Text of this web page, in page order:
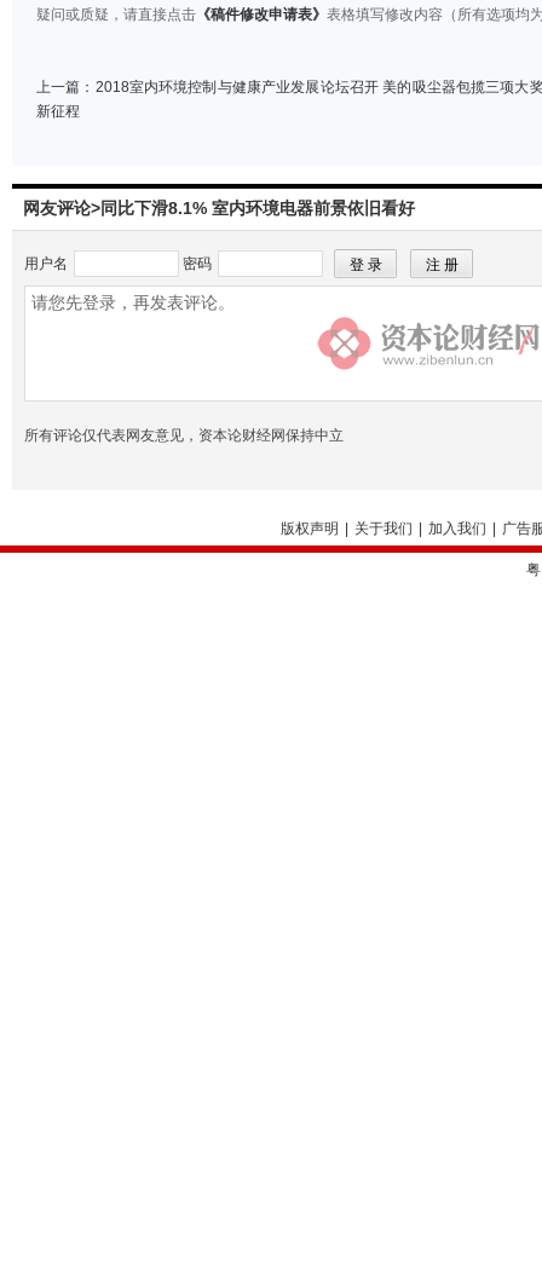
疑问或质疑，请直接点击 《稿件修改申请表》 表格填写修改内容（所有选项均
上一篇： 2018室内环境控制与健康产业发展论坛召开 美的吸尘器包揽三项大
新征程
网友评论>同比下滑8.1% 室内环境电器前景依旧看好
用户名 密码
所有评论仅代表网友意见，资本论财经网保持中立
版权声明 关于我们 加入我们 广告